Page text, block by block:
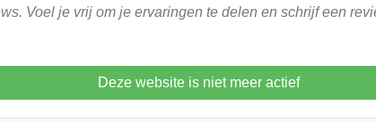
Voel je vrij om je ervaringen te delen en schrijf een
Deze website is niet meer actief